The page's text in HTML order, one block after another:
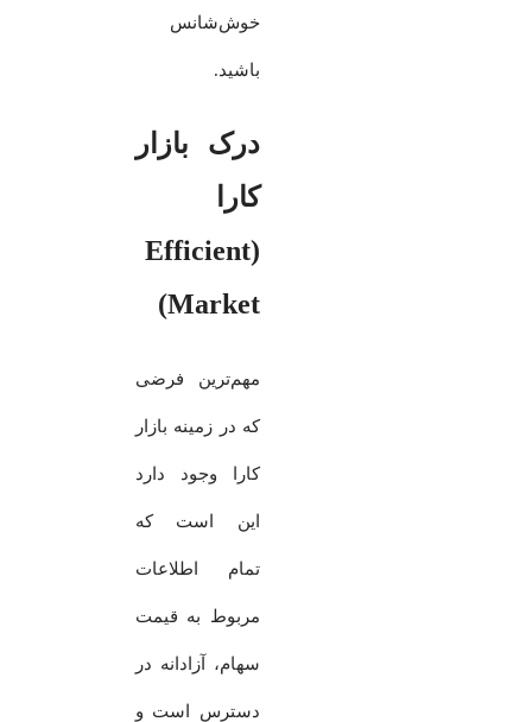
خوش‌شانس
باشید.
درک بازار
کارا
(Efficient
Market)
مهم‌ترین فرضی
که در زمینه بازار
کارا وجود دارد
این است که
تمام اطلاعات
مربوط به قیمت
سهام، آزادانه در
دسترس است و